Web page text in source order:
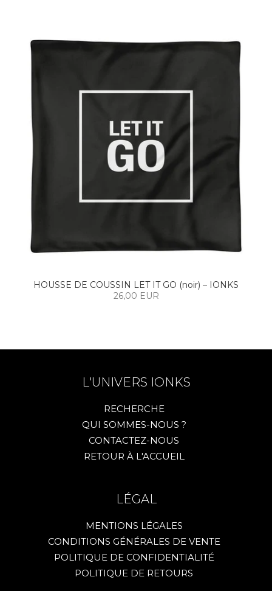
HOUSSE DE COUSSIN LET IT GO (noir) – IONKS
26,00 EUR
L'UNIVERS IONKS
RECHERCHE
QUI SOMMES-NOUS ?
CONTACTEZ-NOUS
RETOUR À L'ACCUEIL
LÉGAL
MENTIONS LÉGALES
CONDITIONS GÉNÉRALES DE VENTE
POLITIQUE DE CONFIDENTIALITÉ
POLITIQUE DE RETOURS